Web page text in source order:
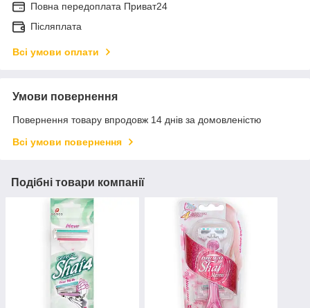
Повна передоплата Приват24
Післяплата
Всі умови оплати
Умови повернення
Повернення товару впродовж 14 днів за домовленістю
Всі умови повернення
Подібні товари компанії